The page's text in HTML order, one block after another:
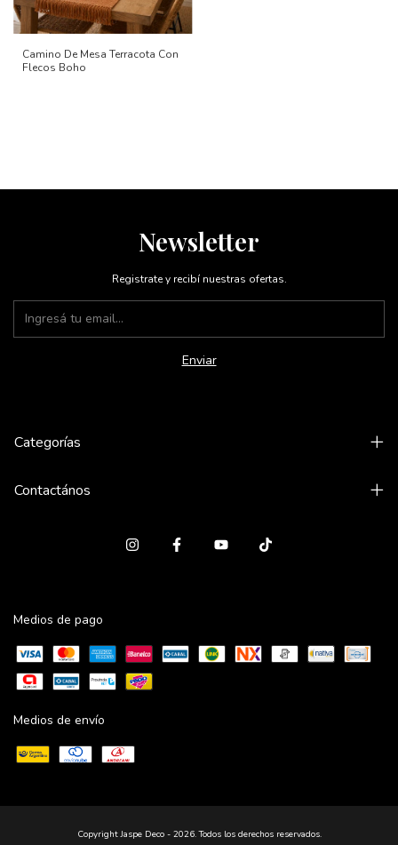
Camino De Mesa Terracota Con
Flecos Boho
Newsletter
Registrate y recibí nuestras ofertas.
Categorías
Contactános
Medios de pago
Medios de envío
Copyright Jaspe Deco - 2026. Todos los derechos reservados.